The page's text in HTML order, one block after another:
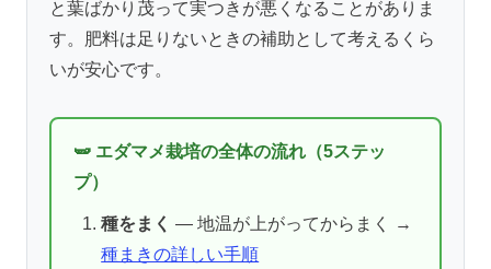
と葉ばかり茂って実つきが悪くなることがありま
す。肥料は足りないときの補助として考えるくら
いが安心です。
🫛 エダマメ栽培の全体の流れ（5ステッ
プ）
種をまく — 地温が上がってからまく →
種まきの詳しい手順